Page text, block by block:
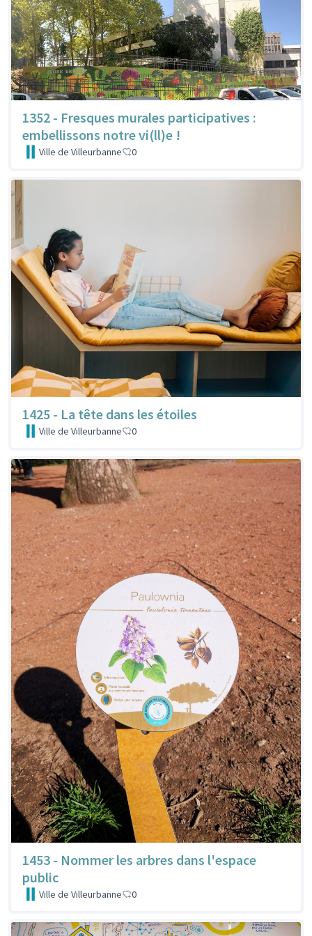
1352 - Fresques murales participatives :
embellissons notre vi(ll)e !
Ville de Villeurbanne 0
1425 - La tête dans les étoiles
Ville de Villeurbanne 0
1453 - Nommer les arbres dans l'espace
public
Ville de Villeurbanne 0